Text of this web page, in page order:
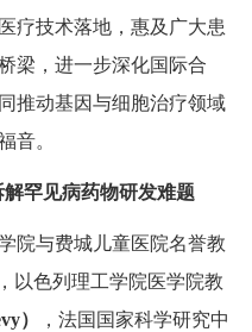
疗技术落地，惠及广大患
梁，进一步深化国际合
推动基因与细胞治疗领域
音。
罕见病药物研发难题
院与费城儿童医院名誉教
，以色列理工学院医学院教
）
，法国国家科学研究中